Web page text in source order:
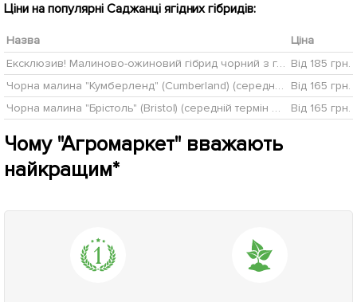
Ціни на популярні Саджанці ягідних гібридів:
Назва
Ціна
Ексклюзив! Малиново-ожиновий гібрид чорний з глянсовим блиском "Розкішний блюз" (Luxury Blues) (преміальний великоплідний сорт) Від 185 грн.
Чорна малина "Кумберленд" (Cumberland) (середнього терміну дозрівання)
Від 165 грн.
Чорна малина "Брістоль" (Bristol) (середній термін дозрівання)
Від 165 грн.
Чому "Агромаркет" вважають
найкращим*